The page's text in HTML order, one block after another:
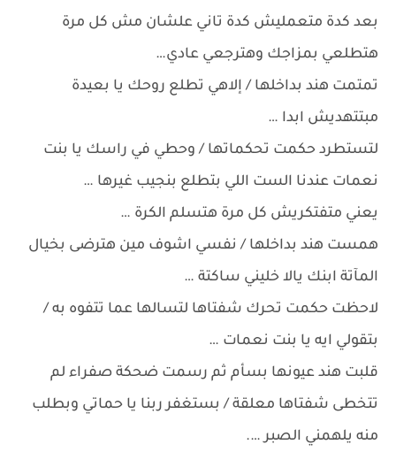
بعد كدة متعمليش كدة تاني علشان مش كل مرة
هتطلعي بمزاجك وهترجعي عادي…
تمتمت هند بداخلها / إلاهي تطلع روحك يا بعيدة
مبتتهديش ابدا …
لتستطرد حكمت تحكماتها / وحطي في راسك يا بنت
نعمات عندنا الست اللي بتطلع بنجيب غيرها …
يعني متفتكريش كل مرة هتسلم الكرة …
همست هند بداخلها / نفسي اشوف مين هترضى بخيال
المآتة ابنك يالا خليني ساكتة …
لاحظت حكمت تحرك شفتاها لتسالها عما تتفوه به /
بتقولي ايه يا بنت نعمات …
قلبت هند عيونها بسأم ثم رسمت ضحكة صفراء لم
تتخطى شفتاها معلقة / بستغفر ربنا يا حماتي وبطلب
منه يلهمني الصبر ….